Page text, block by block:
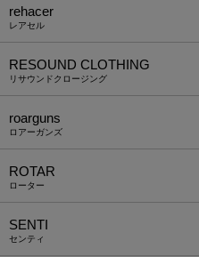
rehacer
レアセル
RESOUND CLOTHING
リサウンドクロージング
roarguns
ロアーガンズ
ROTAR
ローター
SENTI
センティ